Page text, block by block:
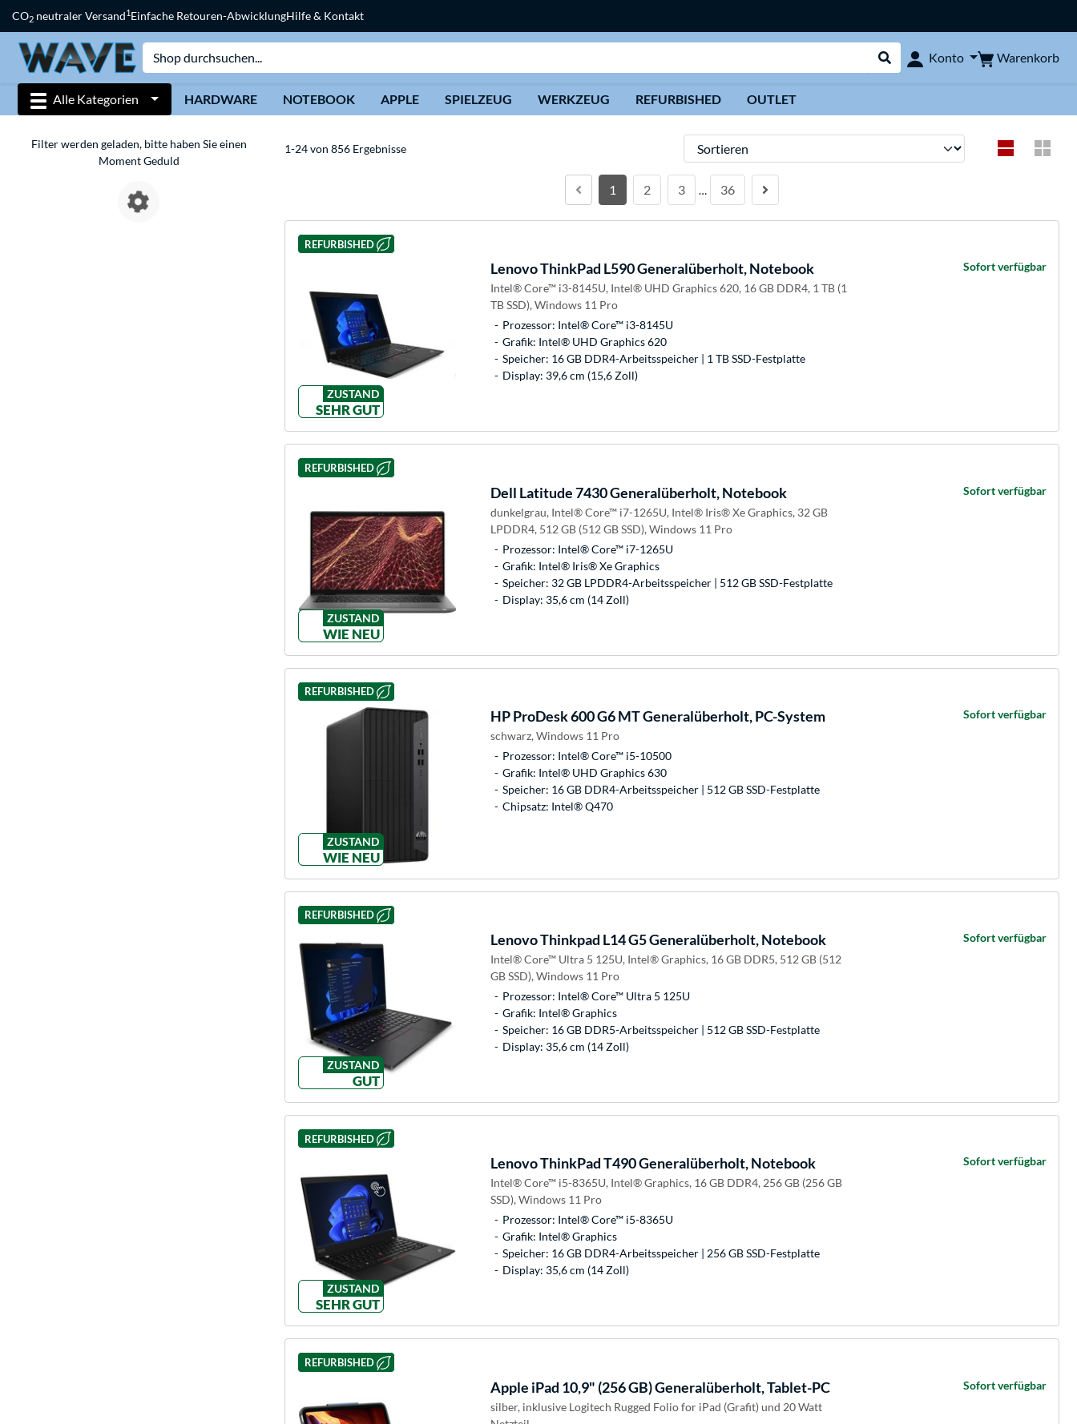
CO2 neutraler Versand1Einfache Retouren-AbwicklungHilfe & Kontakt
Suche durchführen
Konto Warenkorb
Alle Kategorien HARDWARE NOTEBOOK APPLE SPIELZEUG WERKZEUG REFURBISHED OUTLET
Filter werden geladen, bitte haben Sie einen
Moment Geduld
1-24 von 856 Ergebnisse Sortieren
1 2 3 … 36
REFURBISHED
ZUSTAND
SEHR GUT
LenovoThinkPad L590 Generalüberholt, Notebook
Intel® Core™ i3-8145U, Intel® UHD Graphics 620, 16 GB DDR4, 1 TB (1
TB SSD), Windows 11 Pro
Prozessor: Intel® Core™ i3-8145U
Grafik: Intel® UHD Graphics 620
Speicher: 16 GB DDR4-Arbeitsspeicher | 1 TB SSD-Festplatte
Display: 39,6 cm (15,6 Zoll)
Sofort verfügbar
REFURBISHED
ZUSTAND
WIE NEU
Dell Latitude 7430 Generalüberholt, Notebook
dunkelgrau, Intel® Core™ i7-1265U, Intel® Iris® Xe Graphics, 32 GB
LPDDR4, 512 GB (512 GB SSD), Windows 11 Pro
Prozessor: Intel® Core™ i7-1265U
Grafik: Intel® Iris® Xe Graphics
Speicher: 32 GB LPDDR4-Arbeitsspeicher | 512 GB SSD-Festplatte
Display: 35,6 cm (14 Zoll)
Sofort verfügbar
REFURBISHED
ZUSTAND
WIE NEU
HPProDesk 600 G6 MT Generalüberholt, PC-System
schwarz, Windows 11 Pro
Prozessor: Intel® Core™ i5-10500
Grafik: Intel® UHD Graphics 630
Speicher: 16 GB DDR4-Arbeitsspeicher | 512 GB SSD-Festplatte
Chipsatz: Intel® Q470
Sofort verfügbar
REFURBISHED
ZUSTAND
GUT
LenovoThinkpad L14 G5 Generalüberholt, Notebook
Intel® Core™ Ultra 5 125U, Intel® Graphics, 16 GB DDR5, 512 GB (512
GB SSD), Windows 11 Pro
Prozessor: Intel® Core™ Ultra 5 125U
Grafik: Intel® Graphics
Speicher: 16 GB DDR5-Arbeitsspeicher | 512 GB SSD-Festplatte
Display: 35,6 cm (14 Zoll)
Sofort verfügbar
REFURBISHED
ZUSTAND
SEHR GUT
LenovoThinkPad T490 Generalüberholt, Notebook
Intel® Core™ i5-8365U, Intel® Graphics, 16 GB DDR4, 256 GB (256 GB
SSD), Windows 11 Pro
Prozessor: Intel® Core™ i5-8365U
Grafik: Intel® Graphics
Speicher: 16 GB DDR4-Arbeitsspeicher | 256 GB SSD-Festplatte
Display: 35,6 cm (14 Zoll)
Sofort verfügbar
REFURBISHED
Apple iPad 10,9" (256 GB) Generalüberholt, Tablet-PC
silber, inklusive Logitech Rugged Folio for iPad (Grafit) und 20 Watt
Sofort verfügbar